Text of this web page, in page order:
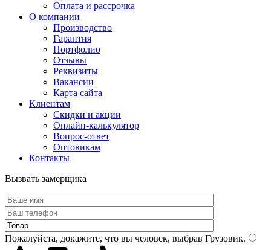
Оплата и рассрочка
О компании
Производство
Гарантия
Портфолио
Отзывы
Реквизиты
Вакансии
Карта сайта
Клиентам
Скидки и акции
Онлайн-калькулятор
Вопрос-ответ
Оптовикам
Контакты
Вызвать замерщика
Пожалуйста, докажите, что вы человек, выбрав Грузовик.